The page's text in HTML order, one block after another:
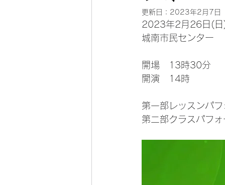
更新日： 2023年2月7日
2023年2月26日(
城南市民センター
開場　13時30分
開演　14時
第一部レッスンパ
第二部クラスパフ